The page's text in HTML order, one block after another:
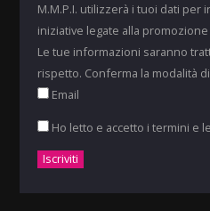
M.M.P.I. utilizzerà i tuoi dati
iniziative legate alla
Le tue informazioni saranno
rispetto. Conferma la modalità
Email
Ho letto e accetto i termini e